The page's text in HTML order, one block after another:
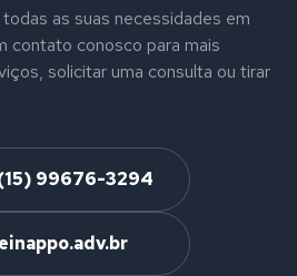
as suas necessidades em
contato conosco para mais
solicitar uma consulta ou tirar
99676-3294